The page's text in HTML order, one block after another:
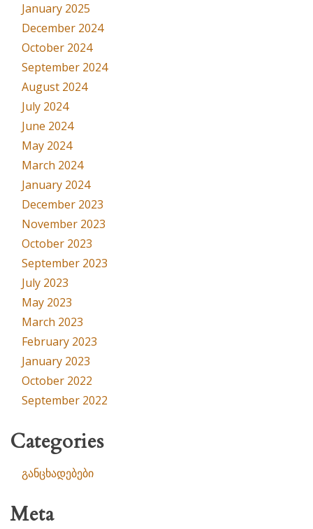
January 2025
December 2024
October 2024
September 2024
August 2024
July 2024
June 2024
May 2024
March 2024
January 2024
December 2023
November 2023
October 2023
September 2023
July 2023
May 2023
March 2023
February 2023
January 2023
October 2022
September 2022
Categories
განცხადებები
Meta